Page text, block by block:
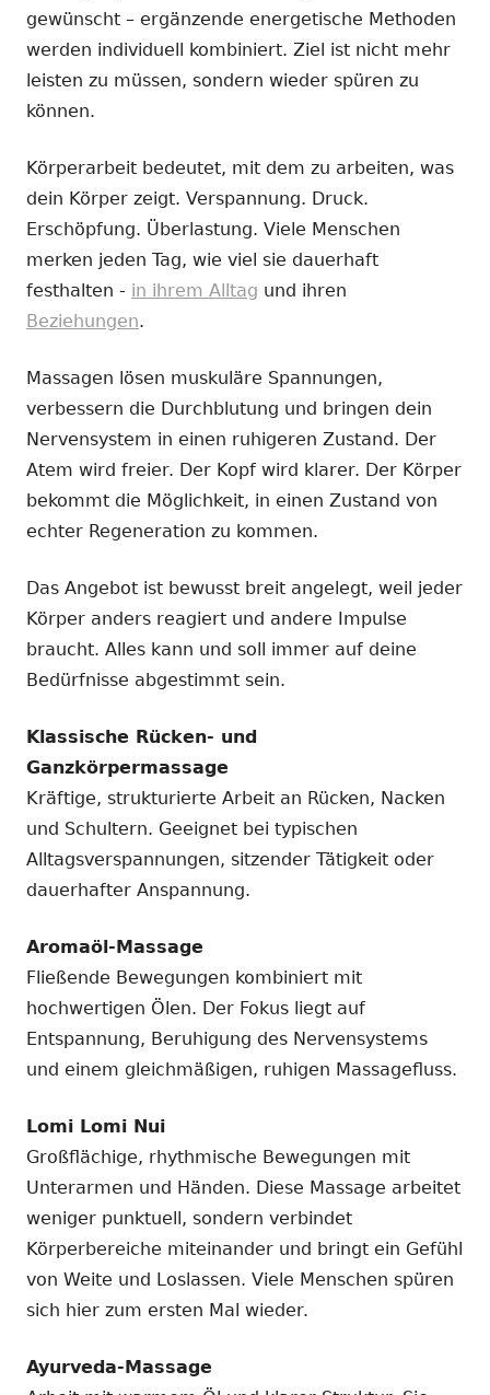
gewünscht – ergänzende energetische Methoden
werden individuell kombiniert. Ziel ist nicht mehr
leisten zu müssen, sondern wieder spüren zu
können.
Körperarbeit bedeutet, mit dem zu arbeiten, was
dein Körper zeigt. Verspannung. Druck.
Erschöpfung. Überlastung. Viele Menschen
merken jeden Tag, wie viel sie dauerhaft
festhalten - in ihrem Alltag und ihren
Beziehungen.
Massagen lösen muskuläre Spannungen,
verbessern die Durchblutung und bringen dein
Nervensystem in einen ruhigeren Zustand. Der
Atem wird freier. Der Kopf wird klarer. Der Körper
bekommt die Möglichkeit, in einen Zustand von
echter Regeneration zu kommen.
Das Angebot ist bewusst breit angelegt, weil jeder
Körper anders reagiert und andere Impulse
braucht. Alles kann und soll immer auf deine
Bedürfnisse abgestimmt sein.
Klassische Rücken- und
Ganzkörpermassage
Kräftige, strukturierte Arbeit an Rücken, Nacken
und Schultern. Geeignet bei typischen
Alltagsverspannungen, sitzender Tätigkeit oder
dauerhafter Anspannung.
Aromaöl-Massage
Fließende Bewegungen kombiniert mit
hochwertigen Ölen. Der Fokus liegt auf
Entspannung, Beruhigung des Nervensystems
und einem gleichmäßigen, ruhigen Massagefluss.
Lomi Lomi Nui
Großflächige, rhythmische Bewegungen mit
Unterarmen und Händen. Diese Massage arbeitet
weniger punktuell, sondern verbindet
Körperbereiche miteinander und bringt ein Gefühl
von Weite und Loslassen. Viele Menschen spüren
sich hier zum ersten Mal wieder.
Ayurveda-Massage